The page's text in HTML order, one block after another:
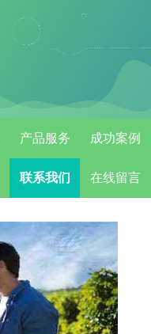
产品服务 成功案例
联系我们 在线留言